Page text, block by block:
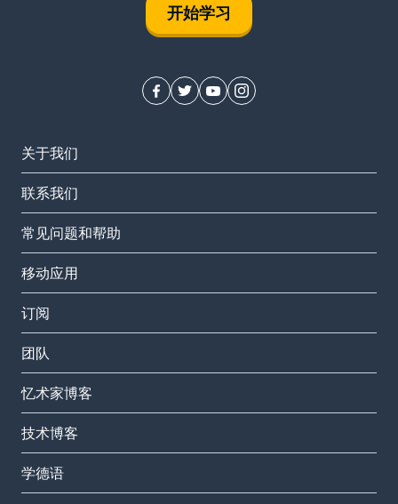
开始学习
关于我们
联系我们
常见问题和帮助
移动应用
订阅
团队
忆术家博客
技术博客
学德语